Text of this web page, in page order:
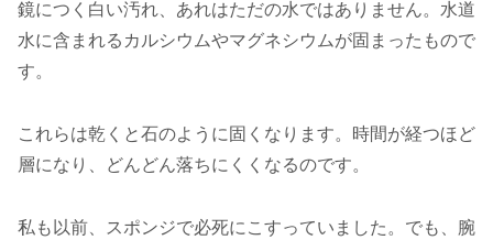
鏡につく白い汚れ、あれはただの水ではありません。水道
水に含まれるカルシウムやマグネシウムが固まったもので
す。
これらは乾くと石のように固くなります。時間が経つほど
層になり、どんどん落ちにくくなるのです。
私も以前、スポンジで必死にこすっていました。でも、腕